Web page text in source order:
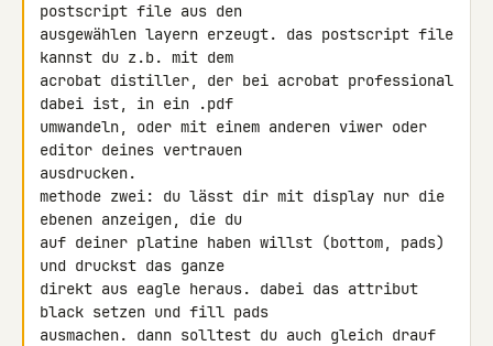
postscript file aus den
ausgewählen layern erzeugt. das postscript file
kannst du z.b. mit dem
acrobat distiller, der bei acrobat professional
dabei ist, in ein .pdf
umwandeln, oder mit einem anderen viwer oder
editor deines vertrauen
ausdrucken.
methode zwei: du lässt dir mit display nur die
ebenen anzeigen, die du
auf deiner platine haben willst (bottom, pads)
und druckst das ganze
direkt aus eagle heraus. dabei das attribut
black setzen und fill pads
ausmachen. dann solltest du auch gleich drauf